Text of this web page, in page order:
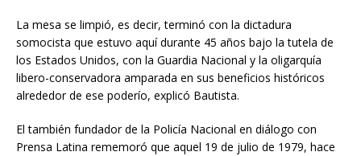
La mesa se limpió, es decir, terminó con la dictadura
somocista que estuvo aquí durante 45 años bajo la tutela de
los Estados Unidos, con la Guardia Nacional y la oligarquía
libero-conservadora amparada en sus beneficios históricos
alrededor de ese poderío, explicó Bautista.
El también fundador de la Policía Nacional en diálogo con
Prensa Latina rememoró que aquel 19 de julio de 1979, hace